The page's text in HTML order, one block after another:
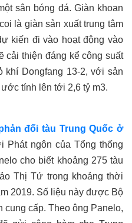
sân bóng đá. Giàn khoan
là giàn sản xuất trung tâm
kiến đi vào hoạt động vào
cải thiện đáng kể công suất
khí Dongfang 13-2, với sản
tính lên tới 2,6 tỷ m3.
đối tàu Trung Quốc ở
Phát ngôn của Tổng thống
cho biết khoảng 275 tàu
Thị Tứ trong khoảng thời
2019. Số liệu này được Bộ
cấp. Theo ông Panelo,